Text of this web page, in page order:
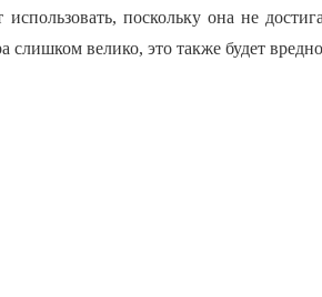
использовать, поскольку она не
слишком велико, это также будет